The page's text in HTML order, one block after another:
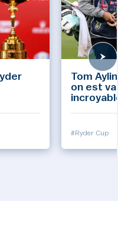
Tom
on est
#Ryder Cup